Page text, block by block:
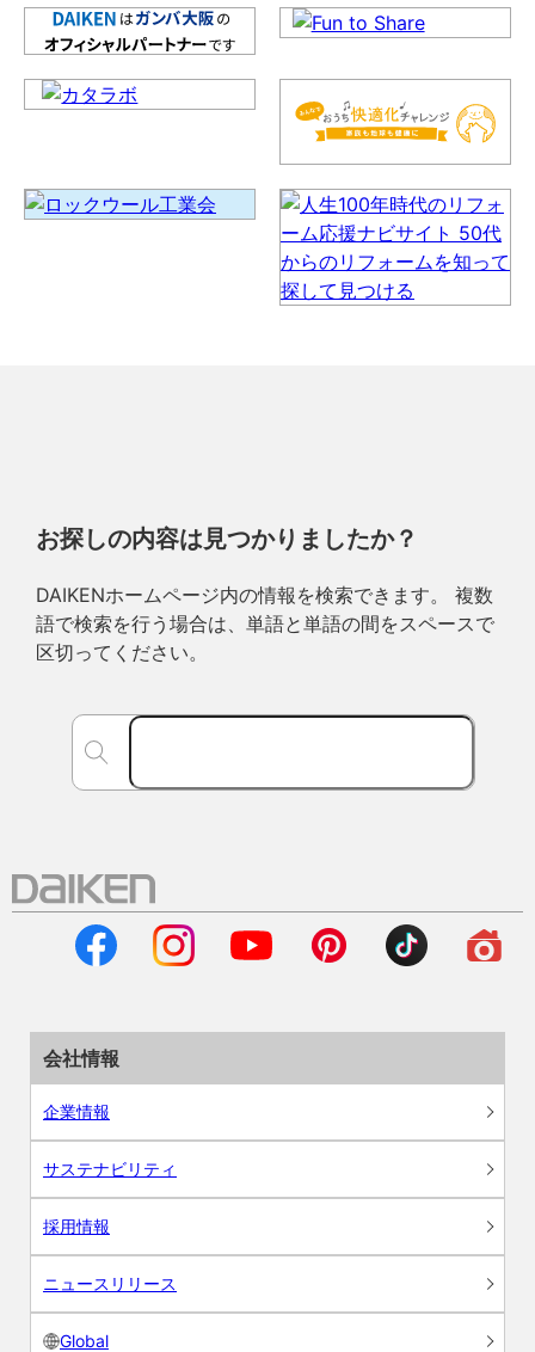
お探しの内容は見つかりましたか？
DAIKENホームページ内の情報を検索できます。 複数
語で検索を行う場合は、単語と単語の間をスペースで
区切ってください。
会社情報
企業情報
サステナビリティ
採用情報
ニュースリリース
Global